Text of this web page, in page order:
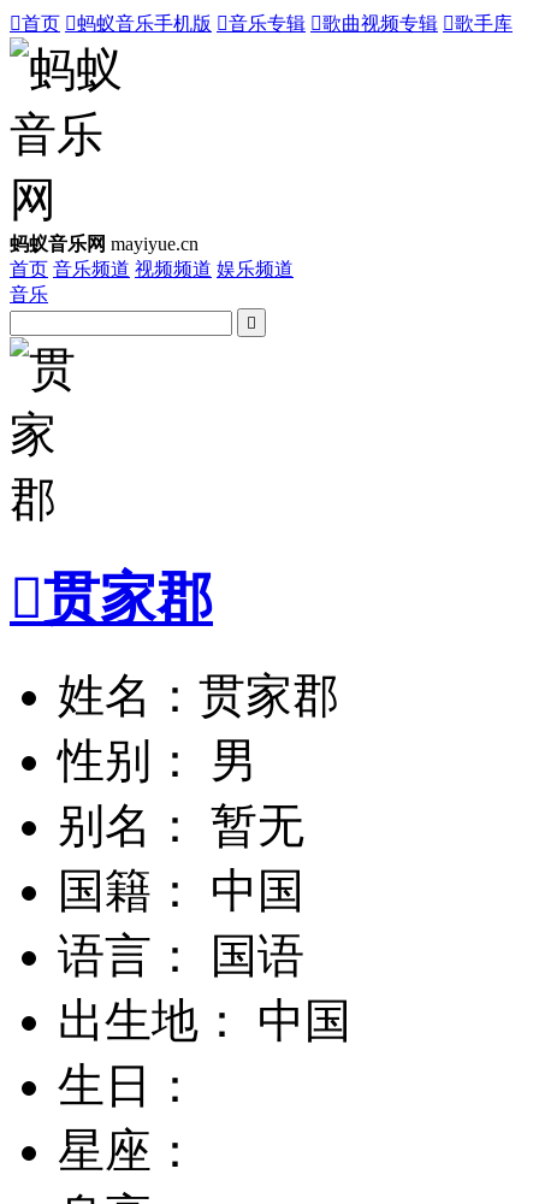
首页 蚂蚁音乐手机版 音乐专辑 歌曲视频专辑 歌手库
蚂蚁音乐网 mayiyue.cn
首页 音乐频道 视频频道 娱乐频道
音乐

贯家郡
姓名：贯家郡
性别： 男
别名： 暂无
国籍： 中国
语言： 国语
出生地： 中国
生日：
星座：